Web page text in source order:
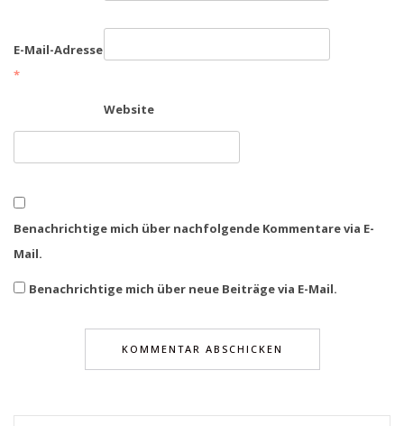
E-Mail-Adresse
*
Website
Benachrichtige mich über nachfolgende Kommentare via E-
Mail.
Benachrichtige mich über neue Beiträge via E-Mail.